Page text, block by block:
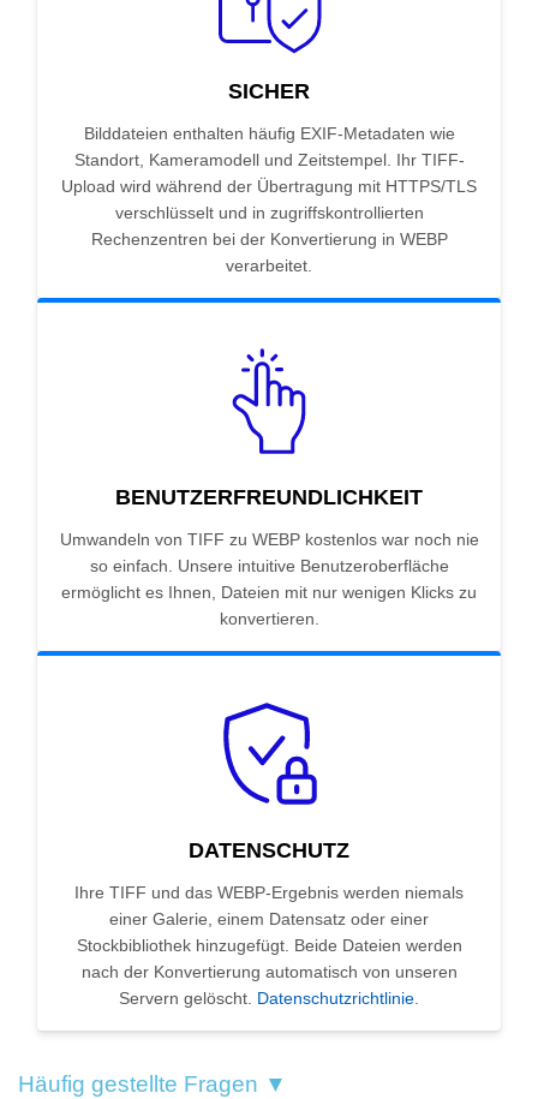
SICHER
Bilddateien enthalten häufig EXIF-Metadaten wie
Standort, Kameramodell und Zeitstempel. Ihr TIFF-
Upload wird während der Übertragung mit HTTPS/TLS
verschlüsselt und in zugriffskontrollierten
Rechenzentren bei der Konvertierung in WEBP
verarbeitet.
BENUTZERFREUNDLICHKEIT
Umwandeln von TIFF zu WEBP kostenlos war noch nie
so einfach. Unsere intuitive Benutzeroberfläche
ermöglicht es Ihnen, Dateien mit nur wenigen Klicks zu
konvertieren.
DATENSCHUTZ
Ihre TIFF und das WEBP-Ergebnis werden niemals
einer Galerie, einem Datensatz oder einer
Stockbibliothek hinzugefügt. Beide Dateien werden
nach der Konvertierung automatisch von unseren
Servern gelöscht. Datenschutzrichtlinie.
Häufig gestellte Fragen ▼